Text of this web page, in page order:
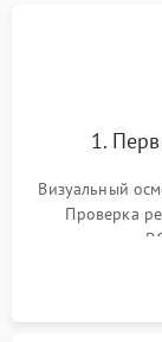
1.
Визуальный
Проверка
сигналов
локализации